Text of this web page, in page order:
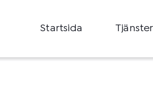
Startsida Tjänster